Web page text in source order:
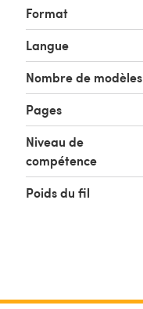
Format
Langue
Nombre de modèles
Pages
Niveau de
compétence
Poids du fil